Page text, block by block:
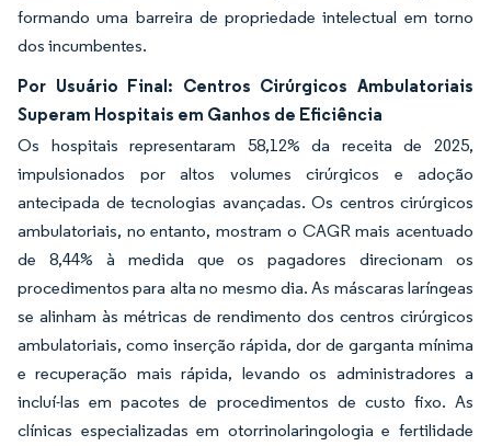
formando uma barreira de propriedade intelectual em torno
dos incumbentes.
Por Usuário Final: Centros Cirúrgicos Ambulatoriais
Superam Hospitais em Ganhos de Eficiência
Os hospitais representaram 58,12% da receita de 2025,
impulsionados por altos volumes cirúrgicos e adoção
antecipada de tecnologias avançadas. Os centros cirúrgicos
ambulatoriais, no entanto, mostram o CAGR mais acentuado
de 8,44% à medida que os pagadores direcionam os
procedimentos para alta no mesmo dia. As máscaras laríngeas
se alinham às métricas de rendimento dos centros cirúrgicos
ambulatoriais, como inserção rápida, dor de garganta mínima
e recuperação mais rápida, levando os administradores a
incluí-las em pacotes de procedimentos de custo fixo. As
clínicas especializadas em otorrinolaringologia e fertilidade